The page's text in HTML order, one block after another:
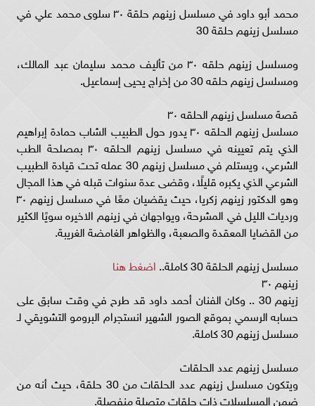
محمد أبو داود في مسلسل زينهم حلقة ٣٠ سلوى محمد علي في
مسلسل زينهم حلقة 30
ومسلسل زينهم حلقه ٣٠ من تأليف محمد سليمان عبد المالك،
ومسلسل زينهم حلقه 30 من إخراج يحيى إسماعيل.
قصة مسلسل زينهم الحلقه ٣٠
مسلسل زينهم الحلقه ٣٠ يدور حول الطبيب الشاب حمادة إبراهيم
الذي يتم تعيينه في مسلسل زينهم الحلقه ٣٠ بمصلحة الطب
الشرعي، ويستلم في مسلسل زينهم 30 عمله تحت قيادة الطبيب
الشرعي الذي يكبره قليلًا، وقضى عدة سنوات قبله في هذا المجال
وهو الدكتور زينهم زكريا، حيث يقضيان معًا في مسلسل زينهم ٣٠
ورديات الليل في المشرحة، ويواجهان في زينهم الاخيره سويًا الكثير
من القضايا المعقدة والصعبة، والظواهر الغامضة الغريبة.
مسلسل زينهم الحلقة 30 كاملة..
اضغط هنا
زينهم ٣٠
زينهم 30 .. وكان الفنان أحمد داود قد طرح في وقت سابق على
حسابه الرسمي بموقع الصور الشهير انستجرام البرومو التشويقي لـ
مسلسل زينهم 30 كاملة.
مسلسل زينهم عدد الحلقات
ويتكون مسلسل زينهم عدد الحلقات من 30 حلقة، حيث أنه من
ضمن المسلسلات ذات حلقات متصلة منفصلة.